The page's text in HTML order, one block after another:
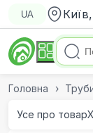
UA
Головна
Усе про товар